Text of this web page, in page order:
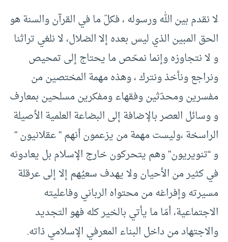
لا نقدم بين الله ورسوله ، فكلّ ما في القرآن والسنة هو
الحق المبين الذي ليس بعده إلا الضلال، لا نلغي تراثنا
و لا نتجاوزه وإنما نمحّص ما يحتاج إلى تمحيص
ونراجع ونأخذ ونترك ، وهذه مهمة المختصين من
مفسرين ومحدّثين وفقهاء ومفكرين مسلحين بمعارف
و وسائل العصر بالإضافة إلى البضاعة العلمية الأصيلة
الراسخة ،وليست مهمة من يزعمون أنهم ” عقلانيون ”
و “تنويريون” وهم يتحركون خارج الإسلام بل يعادونه
في كثير من الأحيان ولا يهدف سعيُهم إلا إلى عرقلة
مسيرته وإفراغه من محتواه الرباني وفاعليته
الاجتماعية، أمّا ما يأتي بالخير كله فهو التجديد
والاجتهاد من داخل البناء المعرفي الإسلامي ذاته.